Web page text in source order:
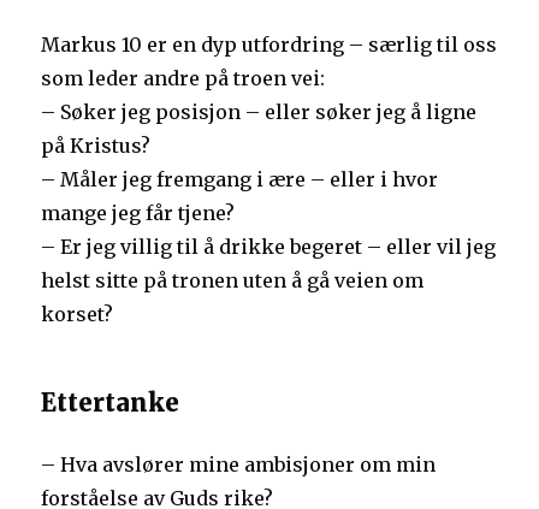
Markus 10 er en dyp utfordring – særlig til oss
som leder andre på troen vei:
– Søker jeg posisjon – eller søker jeg å ligne
på Kristus?
– Måler jeg fremgang i ære – eller i hvor
mange jeg får tjene?
– Er jeg villig til å drikke begeret – eller vil jeg
helst sitte på tronen uten å gå veien om
korset?
Ettertanke
– Hva avslører mine ambisjoner om min
forståelse av Guds rike?